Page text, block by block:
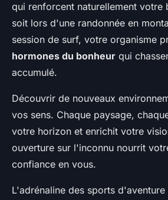
qui renforcent naturellement votre
soit lors d'une randonnée en
session de surf, votre organisme
hormones du bonheur qui
accumulé.
Découvrir de nouveaux
vos sens. Chaque paysage,
votre horizon et enrichit votre
ouverture sur l'inconnu nourrit
confiance en vous.
L'adrénaline des sports